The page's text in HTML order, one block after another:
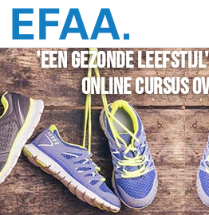
'Een Gezonde
online cursus